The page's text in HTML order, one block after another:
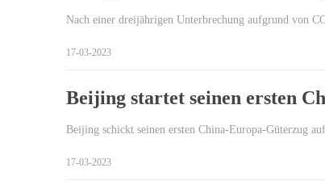
Nach einer dreijährigen Unterbrechung aufgrund von
17-03-2023
Beijing startet seinen ersten
Beijing schickt seinen ersten China-Europa-Güterzug
17-03-2023